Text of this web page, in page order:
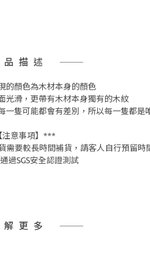
品描述
的顏色為木材本身的顏色
光滑，更帶有木材本身獨有的木紋
一隻可能都會有差別，所以每一隻都是
意事項】***
需要較長時間補貨，請客人自行預留時
過SGS安全認證測試
解更多